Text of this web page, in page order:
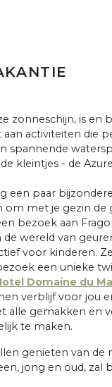
zonneschijn, is en
activiteiten die
spannende
kleintjes - de
een paar
met je gezin de
bezoek aan
wereld van
voor kinderen.
een unieke
Domaine du
verblijf voor jou
alle gemakken en
te maken.
genieten van de
jong en oud, zal